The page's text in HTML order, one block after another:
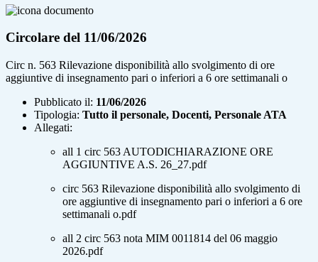
Circolare del 11/06/2026
Circ n. 563 Rilevazione disponibilità allo svolgimento di ore
aggiuntive di insegnamento pari o inferiori a 6 ore settimanali o
Pubblicato il: 11/06/2026
Tipologia: Tutto il personale, Docenti, Personale ATA
Allegati:
all 1 circ 563 AUTODICHIARAZIONE ORE
AGGIUNTIVE A.S. 26_27.pdf
circ 563 Rilevazione disponibilità allo svolgimento di
ore aggiuntive di insegnamento pari o inferiori a 6 ore
settimanali o.pdf
all 2 circ 563 nota MIM 0011814 del 06 maggio
2026.pdf